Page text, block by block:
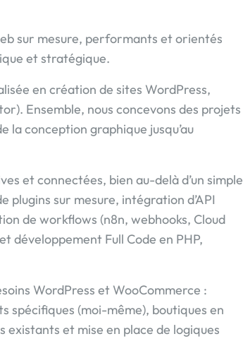
sur mesure, performants et orientés
et stratégique.
en création de sites WordPress,
Ensemble, nous concevons des projets
la conception graphique jusqu’au
et connectées, bien au-delà d’un simple
sur mesure, intégration d’API
de workflows (n8n, webhooks, Cloud
développement Full Code en PHP,
WordPress et WooCommerce :
spécifiques (moi-même), boutiques en
et mise en place de logiques